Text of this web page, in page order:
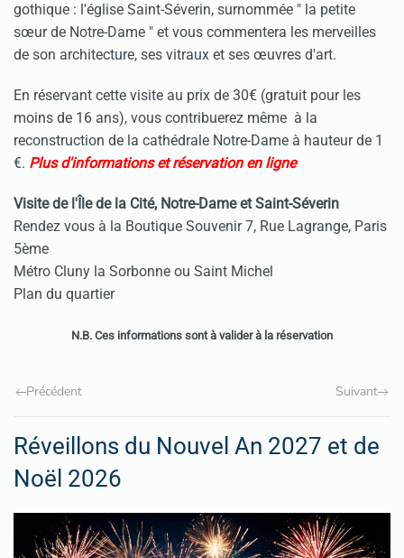
gothique : l'église Saint-Séverin, surnommée " la petite
sœur de Notre-Dame " et vous commentera les merveilles
de son architecture, ses vitraux et ses œuvres d'art.
En réservant cette visite au prix de 30€ (gratuit pour les
moins de 16 ans), vous contribuerez même à la
reconstruction de la cathédrale Notre-Dame à hauteur de 1
€. Plus d'informations et réservation en ligne
Visite de l'Île de la Cité, Notre-Dame et Saint-Séverin
Rendez vous à la Boutique Souvenir 7, Rue Lagrange, Paris
5ème
Métro Cluny la Sorbonne ou Saint Michel
Plan du quartier
N.B. Ces informations sont à valider à la réservation
Précédent Suivant
Réveillons du Nouvel An 2027 et de
Noël 2026